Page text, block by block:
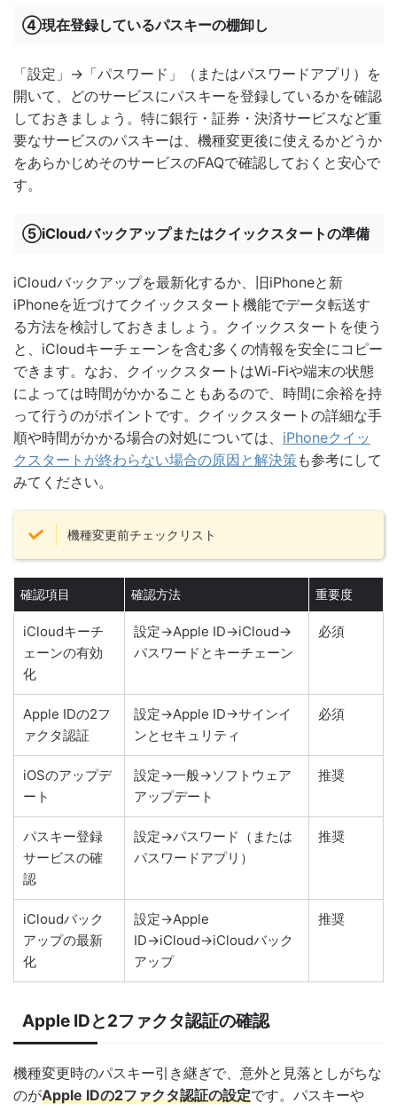
④現在登録しているパスキーの棚卸し
「設定」→「パスワード」（またはパスワードアプリ）を
開いて、どのサービスにパスキーを登録しているかを確認
しておきましょう。特に銀行・証券・決済サービスなど重
要なサービスのパスキーは、機種変更後に使えるかどうか
をあらかじめそのサービスのFAQで確認しておくと安心で
す。
⑤iCloudバックアップまたはクイックスタートの準備
iCloudバックアップを最新化するか、旧iPhoneと新
iPhoneを近づけてクイックスタート機能でデータ転送す
る方法を検討しておきましょう。クイックスタートを使う
と、iCloudキーチェーンを含む多くの情報を安全にコピー
できます。なお、クイックスタートはWi-Fiや端末の状態
によっては時間がかかることもあるので、時間に余裕を持
って行うのがポイントです。クイックスタートの詳細な手
順や時間がかかる場合の対処については、 iPhoneクイッ
クスタートが終わらない場合の原因と解決策も参考にして
みてください。
機種変更前チェックリスト
確認項目 確認方法 重要度
iCloudキーチ
ェーンの有効
化
設定→Apple ID→iCloud→
パスワードとキーチェーン
必須
Apple IDの2フ
ァクタ認証
設定→Apple ID→サインイ
ンとセキュリティ
必須
iOSのアップデ
ート
設定→一般→ソフトウェア
アップデート
推奨
パスキー登録
サービスの確
認
設定→パスワード（または
パスワードアプリ）
推奨
iCloudバック
アップの最新
化
設定→Apple
ID→iCloud→iCloudバック
アップ
推奨
Apple IDと2ファクタ認証の確認
機種変更時のパスキー引き継ぎで、意外と見落としがちな
のがApple IDの2ファクタ認証の設定です。パスキーや